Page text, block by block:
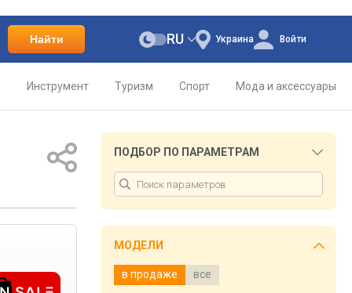
Найти Украина
RU Войти
Инструмент Туризм Спорт Мода и аксессуары
ПОДБОР ПО ПАРАМЕТРАМ
МОДЕЛИ
в продаже все